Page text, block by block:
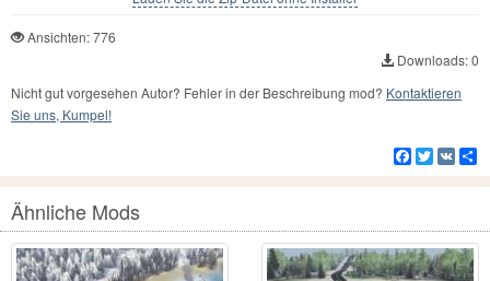
Ansichten: 776
Downloads: 0
Nicht gut vorgesehen Autor? Fehler in der Beschreibung mod? Kontaktieren
Sie uns, Kumpel!
Facebook
Twitter
VK
Ähnliche Mods